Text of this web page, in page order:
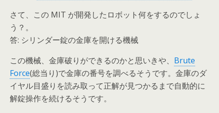
さて、この MIT が開発したロボット何をするのでしょ
う？。
答: シリンダー錠の金庫を開ける機械
この機械、金庫破りができるのかと思いきや、 Brute
Force(総当り)で金庫の番号を調べるそうです。金庫のダ
イヤル目盛りを読み取って正解が見つかるまで自動的に
解錠操作を続けるそうです。